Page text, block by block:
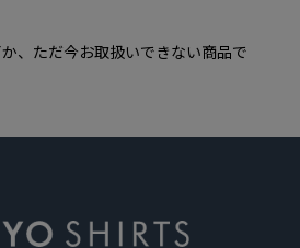
、ただ今お取扱いできない商品で